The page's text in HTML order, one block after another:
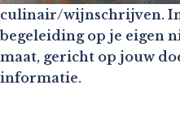
culinair/wijnschrijven.
begeleiding op je eigen
maat, gericht op jouw
informatie.